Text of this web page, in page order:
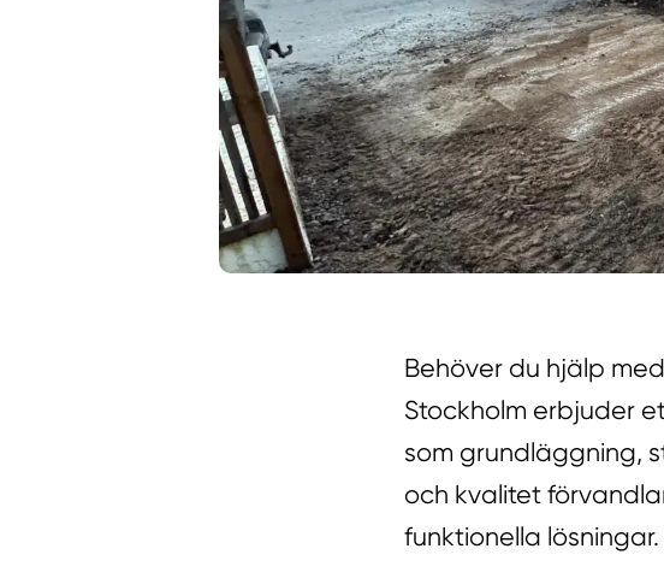
Behöver du hjälp med
Stockholm erbjuder
som grundläggning,
och kvalitet
funktionella lösningar.